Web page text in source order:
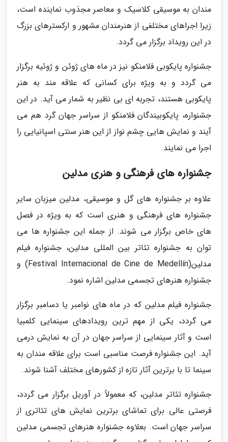
مندان به موسیقی کلاسیک و معاصر مجذوب نماینده است،
زیرا اجراهای مختلفی از هنرمندان مشهور و ارکسترهای بزرگ
در این رویداد برگزار می گردد.
جشنواره پایکوبی فلامنکو نیز در ماه های ژوئن و ژوئیه برگزار
می گردد و به ویژه برای کسانی که علاقه مند به هنر
پایکوبی هستند، تجربه ای بی نظیر به شمار می آید. در این
جشنواره، پایکوبیندگان فلامنکو از سراسر جهان گرد هم می
آیند و نمایش هایی چشم نواز از این هنر سنتی اسپانیایی را
اجرا می نمایند.
جشنواره های فرهنگی و هنری مدلین
علاوه بر جشنواره های گل و موسیقی، مدلین میزبان سایر
جشنواره های فرهنگی و هنری است که به ویژه در فصل
های خاص برگزار می شوند. از جمله این جشنواره ها می
توان به جشنواره تئاتر بین المللی مدلین، جشنواره فیلم
مدلین(Festival Internacional de Cine de Medellín) و
جشنواره هنرهای تجسمی مدلین اشاره نمود.
جشنواره فیلم مدلین که در ماه های نوامبر یا دسامبر برگزار
می گردد، یکی از مهم ترین رویدادهای سینمایی کلمبیا
است و آثار سینمایی از سراسر جهان در آن به نمایش درمی
آید. این جشنواره فرصت مناسبی است برای علاقه مندان به
سینما تا با برترین آثار تازه از کشورهای مختلف آشنا شوند.
جشنواره تئاتر مدلین، که معمولاً در آوریل برگزار می گردد،
فرصتی عالی برای تماشای برترین نمایش های تئاتری از
سراسر جهان است. بعلاوه جشنواره هنرهای تجسمی مدلین